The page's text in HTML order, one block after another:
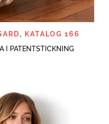
,
KATALOG 166
I PATENTSTICKNING